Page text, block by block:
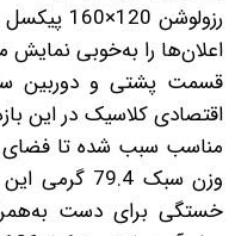
رزولوشن
اعلان‌ها را به‌خوبی
قسمت پشتی و دوربین
اقتصادی کلاسیک در این
مناسب سبب شده تا فضای
وزن سبک